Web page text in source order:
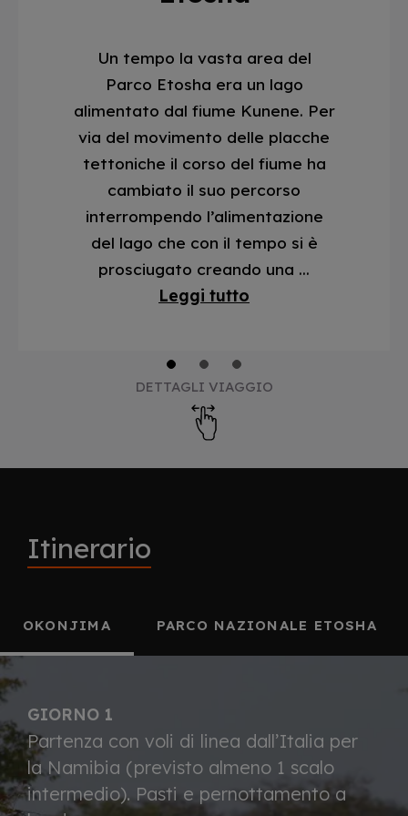
Un tempo la vasta area del
Parco Etosha era un lago
alimentato dal fiume Kunene. Per
via del movimento delle placche
tettoniche il corso del fiume ha
cambiato il suo percorso
interrompendo l’alimentazione
del lago che con il tempo si è
prosciugato creando una ...
Leggi tutto
DETTAGLI VIAGGIO
Itinerario
OKONJIMA PARCO NAZIONALE ETOSHA
GIORNO 1
Partenza con voli di linea dall’Italia per
la Namibia (previsto almeno 1 scalo
intermedio). Pasti e pernottamento a